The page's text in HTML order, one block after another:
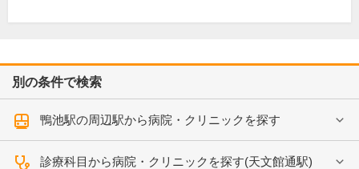
別の条件で検索
鴨池駅の周辺駅から病院・クリニックを探す
診療科目から病院・クリニックを探す(天文館通駅)